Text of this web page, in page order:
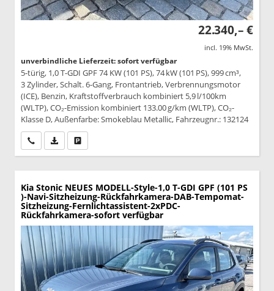
22.340,– €
incl. 19% MwSt.
unverbindliche Lieferzeit: sofort verfügbar
5-türig, 1,0 T-GDI GPF 74 KW (101 PS), 74 kW (101 PS), 999 cm³,
3 Zylinder, Schalt. 6-Gang, Frontantrieb, Verbrennungsmotor
(ICE), Benzin, Kraftstoffverbrauch kombiniert 5,9 l/100km
(WLTP), CO₂-Emission kombiniert 133.00 g/km (WLTP), CO₂-
Klasse D, Außenfarbe: Smokeblau Metallic, Fahrzeugnr.: 132124
Wir rufen Sie anPDF-Datei, Fahrzeugexposé drucken
Kia Stonic NEUES MODELL-Style-1,0 T-GDI GPF (101 PS
)-Navi-Sitzheizung-Rückfahrkamera-DAB-Tempomat-
Sitzheizung-Fernlichtassistent-2xPDC-
Rückfahrkamera-sofort verfügbar